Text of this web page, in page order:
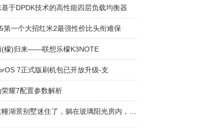
于DPDK技术的高性能四层负载均衡器
第一个大招红米2最强性价比头衔难保
(檬)归来——联想乐檬K3NOTE
7正式版刷机包已开放升级-支
荣耀7配置参数解析